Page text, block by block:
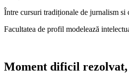
Între cursuri tradiționale de jurnalism
Facultatea de profil modelează
Moment dificil